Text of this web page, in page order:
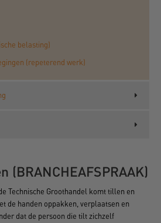
belasting)
(repeterend werk)
(BRANCHEAFSPRAAK)
Technische Groothandel komt tillen en
de handen oppakken, verplaatsen en
dat de persoon die tilt zichzelf